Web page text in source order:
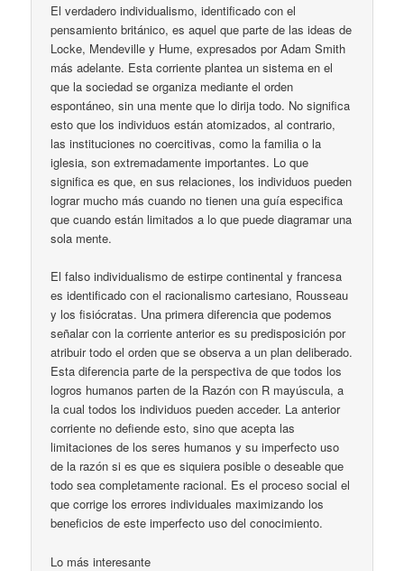
El verdadero individualismo, identificado con el
pensamiento británico, es aquel que parte de las ideas de
Locke, Mendeville y Hume, expresados por Adam Smith
más adelante. Esta corriente plantea un sistema en el
que la sociedad se organiza mediante el orden
espontáneo, sin una mente que lo dirija todo. No significa
esto que los individuos están atomizados, al contrario,
las instituciones no coercitivas, como la familia o la
iglesia, son extremadamente importantes. Lo que
significa es que, en sus relaciones, los individuos pueden
lograr mucho más cuando no tienen una guía especifica
que cuando están limitados a lo que puede diagramar una
sola mente.
El falso individualismo de estirpe continental y francesa
es identificado con el racionalismo cartesiano, Rousseau
y los fisiócratas. Una primera diferencia que podemos
señalar con la corriente anterior es su predisposición por
atribuir todo el orden que se observa a un plan deliberado.
Esta diferencia parte de la perspectiva de que todos los
logros humanos parten de la Razón con R mayúscula, a
la cual todos los individuos pueden acceder. La anterior
corriente no defiende esto, sino que acepta las
limitaciones de los seres humanos y su imperfecto uso
de la razón si es que es siquiera posible o deseable que
todo sea completamente racional. Es el proceso social el
que corrige los errores individuales maximizando los
beneficios de este imperfecto uso del conocimiento.
Lo más interesante